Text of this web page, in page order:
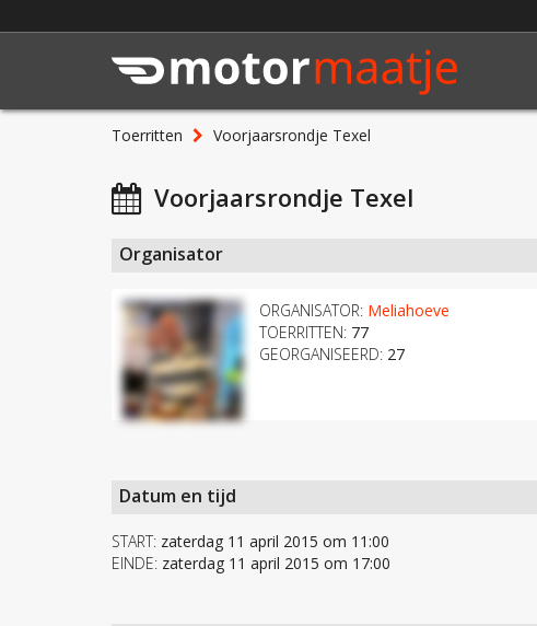
Toerritten Voorjaarsrondje Texel
Voorjaarsrondje Texel
Organisator
ORGANISATOR: Meliahoeve
TOERRITTEN: 77
GEORGANISEERD: 27
Datum en tijd
START: zaterdag 11 april 2015 om 11:00
EINDE: zaterdag 11 april 2015 om 17:00